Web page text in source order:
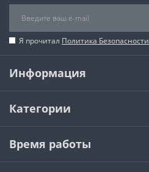
Я прочитал Политика Безопасности
Информация
Категории
Время работы